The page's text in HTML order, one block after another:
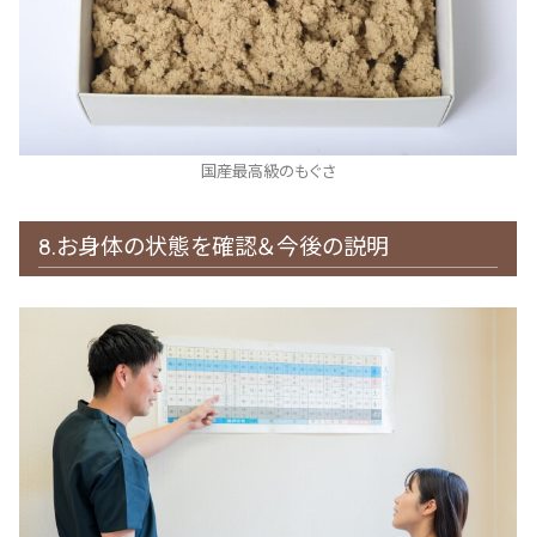
国産最高級のもぐさ
8.お身体の状態を確認＆今後の説明